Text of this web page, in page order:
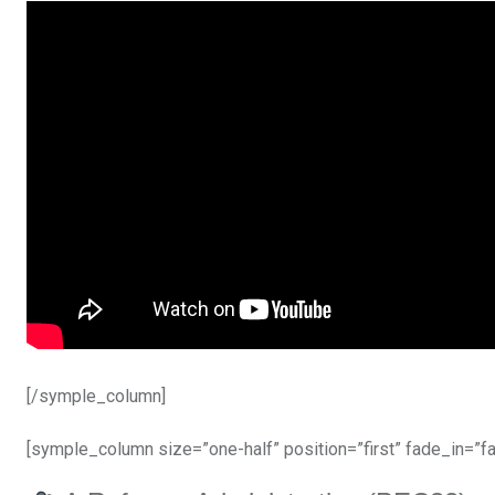
[/symple_column]
[symple_column size=”one-half” position=”first”